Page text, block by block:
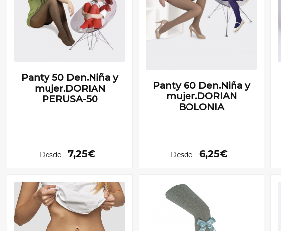
Panty 50 Den.Niña y
mujer.DORIAN
PERUSA-50
Desde 7,25€
Panty 60 Den.Niña y
mujer.DORIAN
BOLONIA
Desde 6,25€